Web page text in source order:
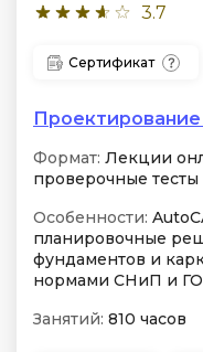
3.7
Сертификат
Формат: Лекции
проверочные тесты
Особенности:
планировочные
фундаментов и
нормами СНиП и
Занятий: 810 часов